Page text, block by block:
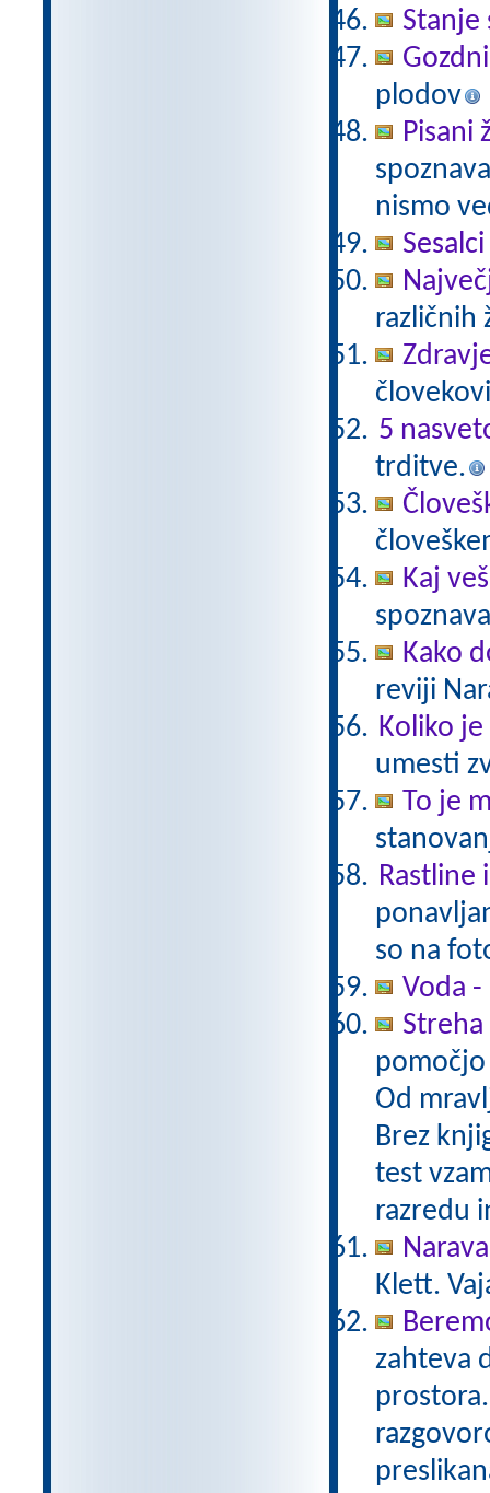
Stanje
plodov
Pisani
nismo
Sesalci
različnih
5
trditve.
Kaj
Kako
reviji
Koliko
umesti
To je
Rastline
so na
Voda
Od
Brez
test
razredu
Narava
Klett.
zahteva